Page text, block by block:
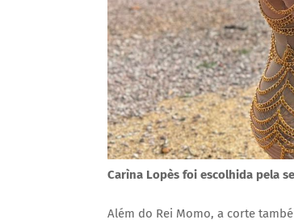
Carìna Lopès foi escolhida pela
Além do Rei Momo, a corte